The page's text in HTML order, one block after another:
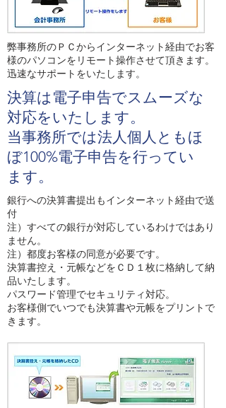
弊事務所のＰＣからインターネット経由でお客
様のパソコンをリモート操作させて頂きます。
迅速なサポートをいたします。
決算は電子申告でスムーズな
対応をいたします。
当事務所では法人個人ともほ
ぼ100%電子申告を行ってい
ます。
銀行への決算書提出もインターネット経由で送
付
注）すべての銀行が対応しているわけではあり
ません。
注）都度お客様の同意が必要です。
決算書控え・元帳などをＣＤ１枚に格納して納
品いたします。
パスワード管理でセキュリティ対応。
お客様側でいつでも決算書や元帳をプリントで
きます。